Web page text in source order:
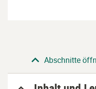
AbschnittAbschnitte